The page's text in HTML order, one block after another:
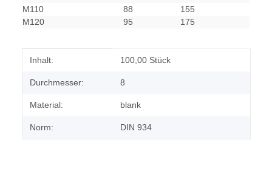
M110
88
155
M120
95 175
Produkteigenschaft
Wert
Inhalt: 100,00 Stück
Durchmesser: 8
Material: blank
Norm: DIN 934